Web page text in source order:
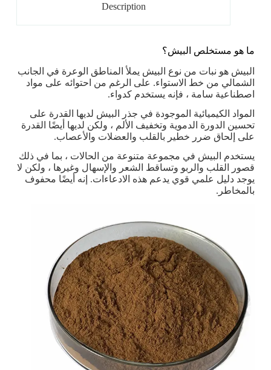
Description
ما هو مستخلص البيش؟
البيش هو نبات من نوع البيش يملأ المناطق الوعرة في الجانب
الشمالي من خط الاستواء. على الرغم من احتوائه على مواد
اصطناعية سامة ، فإنه يستخدم كدواء.
المواد الكيميائية الموجودة في جذر البيش لديها القدرة على
تحسين الدورة الدموية وتخفيف الألم ، ولكن لديها أيضًا القدرة
على إلحاق ضرر خطير بالقلب والعضلات والأعصاب.
يستخدم البيش في مجموعة متنوعة من الحالات ، بما في ذلك
قصور القلب والربو وتساقط الشعر والإسهال وغيرها ، ولكن لا
يوجد دليل علمي قوي يدعم هذه الادعاءات. إنه أيضًا محفوف
بالمخاطر.